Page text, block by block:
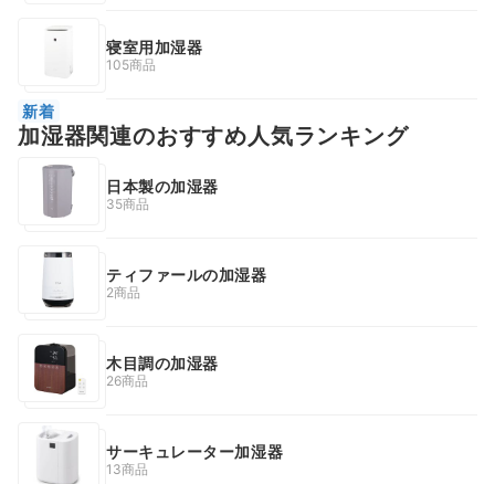
寝室用加湿器
105商品
新着
加湿器関連のおすすめ人気ランキング
日本製の加湿器
35商品
ティファールの加湿器
2商品
木目調の加湿器
26商品
サーキュレーター加湿器
13商品